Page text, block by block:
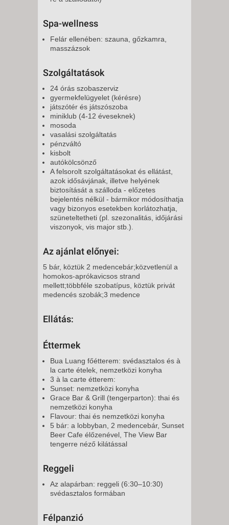
Spa-wellness
Felár ellenében: szauna, gőzkamra,
masszázsok
Szolgáltatások
24 órás szobaszerviz
gyermekfelügyelet (kérésre)
játszótér és játszószoba
miniklub (4-12 éveseknek)
mosoda
vasalási szolgáltatás
pénzváltó
kisbolt
autókölcsönző
A felsorolt szolgáltatásokat és ellátást,
azok idősávjának, illetve helyének
biztosítását a szálloda - előzetes
bejelentés nélkül - bármikor módosíthatja
vagy bizonyos esetekben korlátozhatja,
szüneteltetheti (pl. szezonalitás, időjárási
viszonyok, vis major stb.).
Az ajánlat előnyei:
5 bár, köztük 2 medencebár;közvetlenül a
homokos-aprókavicsos strand
mellett;többféle szobatípus, köztük privát
medencés szobák;3 medence
Ellátás:
Éttermek
Bua Luang főétterem: svédasztalos és à
la carte ételek, nemzetközi konyha
3 à la carte étterem:
Sunset: nemzetközi konyha
Grace Bar & Grill (tengerparton): thai és
nemzetközi konyha
Flavour: thai és nemzetközi konyha
5 bár: a lobbyban, 2 medencebár, Sunset
Beer Cafe élőzenével, The View Bar
tengerre néző kilátással
Reggeli
Az alapárban: reggeli (6:30–10:30)
svédasztalos formában
Félpanzió